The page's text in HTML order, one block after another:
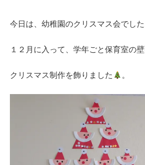
今日は、幼稚園のクリスマス会でした
１２月に入って、学年ごと保育室の
クリスマス制作を飾りました 。